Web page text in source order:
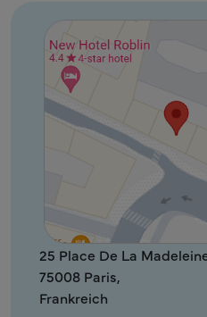
25 Place De La
75008 Paris,
Frankreich